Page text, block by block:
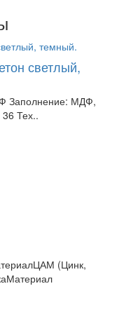
светлый,
Заполнение: МДФ,
Тех..
(Цинк,